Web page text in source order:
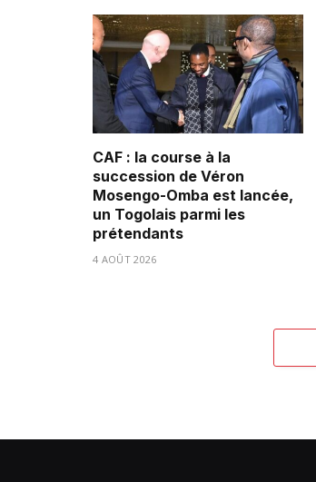
CAF : la course à la
succession de Véron
Mosengo-Omba est lancée,
un Togolais parmi les
prétendants
4 AOÛT 2026